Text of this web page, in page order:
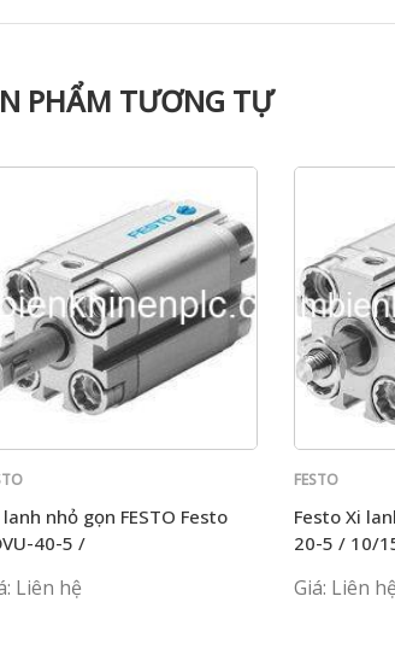
PHẨM TƯƠNG TỰ
lanh nhỏ gọn FESTO Festo
40-5 /
Liên hệ
FESTO
Festo Xi
20-5 / 10/
Giá: Liên hệ